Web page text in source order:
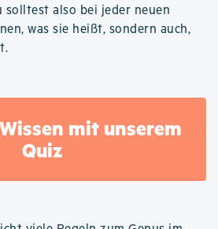
solltest also bei jeder neuen
was sie heißt, sondern auch,
mit unserem
Quiz